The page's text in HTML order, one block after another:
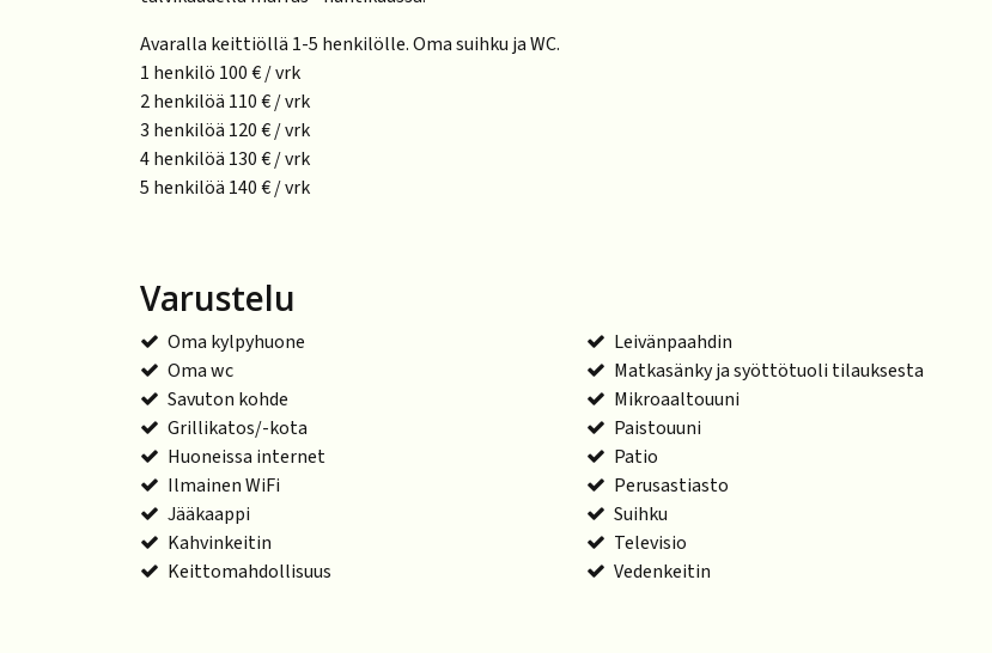
Avaralla keittiöllä 1-5 henkilölle. Oma suihku ja WC.
1 henkilö 100 € / vrk
2 henkilöä 110 € / vrk
3 henkilöä 120 € / vrk
4 henkilöä 130 € / vrk
5 henkilöä 140 € / vrk
Varustelu
Oma kylpyhuone
Oma wc
Savuton kohde
Grillikatos/-kota
Huoneissa internet
Ilmainen WiFi
Jääkaappi
Kahvinkeitin
Keittomahdollisuus
Leivänpaahdin
Matkasänky ja syöttötuoli tilauksesta
Mikroaaltouuni
Paistouuni
Patio
Perusastiasto
Suihku
Televisio
Vedenkeitin